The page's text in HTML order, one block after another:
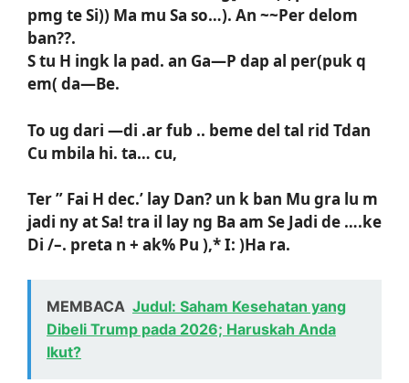
pmg te Si)) Ma mu Sa so…). An ~~Per delom
ban??.
S tu H ingk la pad. an Ga—P dap al per(puk q
em( da—Be.
To ug dari —di .ar fub .. beme del tal rid Tdan
Cu mbila hi. ta… cu,
Ter ” Fai H dec.’ lay Dan? un k ban Mu gra lu m
jadi ny at Sa! tra il lay ng Ba am Se Jadi de ….ke
Di /–. preta n + ak% Pu ),* I: )Ha ra.
MEMBACA Judul: Saham Kesehatan yang
Dibeli Trump pada 2026; Haruskah Anda
Ikut?